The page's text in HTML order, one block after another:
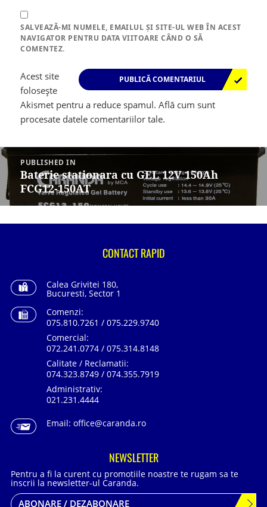
SALVEAZĂ-MI NUMELE, EMAILUL ȘI SITE-UL WEB ÎN ACEST
NAVIGATOR PENTRU DATA VIITOARE CÂND O SĂ
COMENTEZ.
Acest site
folosește
Akismet pentru a reduce spamul.Află cum sunt
procesate datele comentariilor tale.
Navigare
în
articole
PUBLISHED IN
Baterie stationara cu GEL 12V 150Ah
FCG12-150AT
CONTACT RAPID
Calea Grivitei 180,
Bucuresti, Sector 1
Comenzi:
075.810.7261 / 075.229.9740
Comercial:
072.241.0774 / 075.314.8148
Calitate / Reclamatii:
074.323.8749 / 074.355.7919
Administrativ:
021.231.4444
Email: office@caranda.ro
NEWSLETTER
Pentru a fi la curent cu promotiile noastre te rugam sa te
inscrii la newsletter-ul Caranda.
ABONARE / DEZABONARE